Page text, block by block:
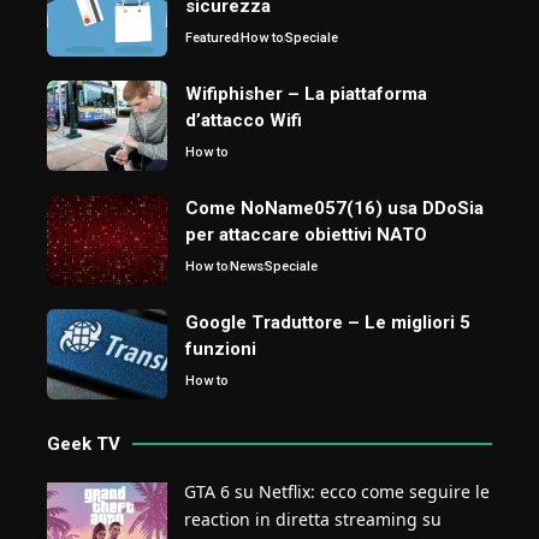
sicurezza
FeaturedHow toSpeciale
Wifiphisher – La piattaforma
d’attacco Wifi
How to
Come NoName057(16) usa DDoSia
per attaccare obiettivi NATO
How toNewsSpeciale
Google Traduttore – Le migliori 5
funzioni
How to
Geek TV
GTA 6 su Netflix: ecco come seguire le
reaction in diretta streaming su